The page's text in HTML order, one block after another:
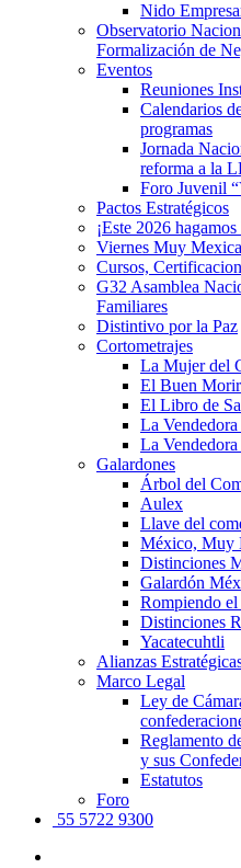
Nido
Observatorio
Formalización de
Eventos
Reuniones
Calendarios
programas
Jornada
reforma a la
Foro Juvenil
Pactos Estratégicos
¡Este 2026
Viernes Muy
Cursos,
G32 Asamblea
Familiares
Distintivo por la Paz
Cortometrajes
La Mujer del
El Buen Morir
El Libro de
La
La Vendedora
Galardones
Árbol del
Aulex
Llave del
México, Muy
Distinciones
Galardón
Rompiendo
Distinciones
Yacatecuhtli
Alianzas
Marco Legal
Ley de
Reglamento
y sus
Estatutos
Foro
55 5722 9300